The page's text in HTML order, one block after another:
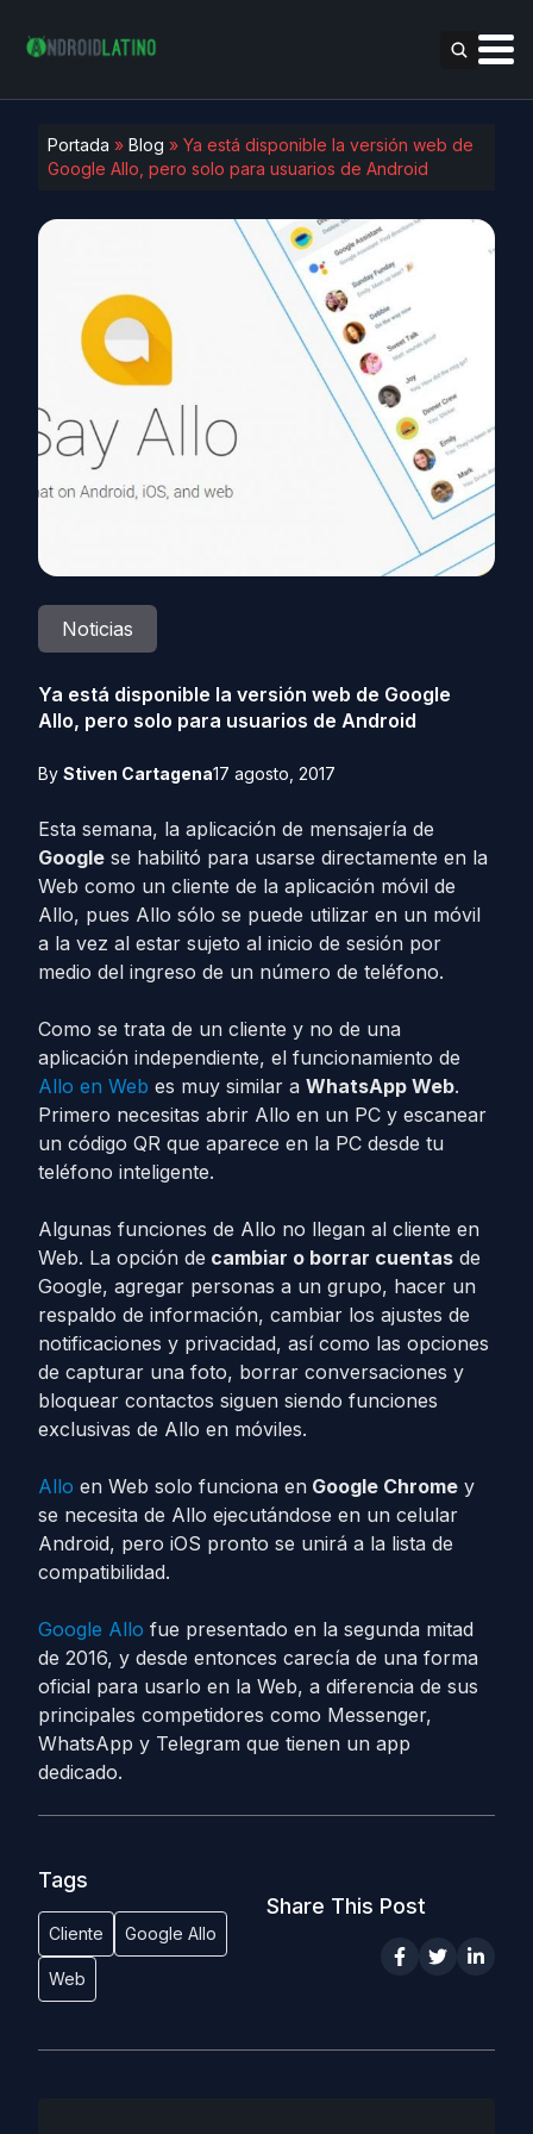
Portada » Blog » Ya está disponible la versión web de
Google Allo, pero solo para usuarios de Android
Noticias
Ya está disponible la versión web de Google
Allo, pero solo para usuarios de Android
By Stiven Cartagena17 agosto, 2017
Esta semana, la aplicación de mensajería de
Google se habilitó para usarse directamente en la
Web como un cliente de la aplicación móvil de
Allo, pues Allo sólo se puede utilizar en un móvil
a la vez al estar sujeto al inicio de sesión por
medio del ingreso de un número de teléfono.
Como se trata de un cliente y no de una
aplicación independiente, el funcionamiento de
Allo en Web es muy similar a WhatsApp Web.
Primero necesitas abrir Allo en un PC y escanear
un código QR que aparece en la PC desde tu
teléfono inteligente.
Algunas funciones de Allo no llegan al cliente en
Web. La opción de cambiar o borrar cuentas de
Google, agregar personas a un grupo, hacer un
respaldo de información, cambiar los ajustes de
notificaciones y privacidad, así como las opciones
de capturar una foto, borrar conversaciones y
bloquear contactos siguen siendo funciones
exclusivas de Allo en móviles.
Allo en Web solo funciona en Google Chrome y
se necesita de Allo ejecutándose en un celular
Android, pero iOS pronto se unirá a la lista de
compatibilidad.
Google Allo fue presentado en la segunda mitad
de 2016, y desde entonces carecía de una forma
oficial para usarlo en la Web, a diferencia de sus
principales competidores como Messenger,
WhatsApp y Telegram que tienen un app
dedicado.
Tags
Cliente Google Allo
Web
Share This Post